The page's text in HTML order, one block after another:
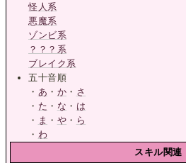
怪人系
悪魔系
ゾンビ系
？？？系
ブレイク系
五十音順
・ あ ・ か ・ さ
・ た ・ な ・ は
・ ま ・ や ・ ら
・ わ
スキル関連